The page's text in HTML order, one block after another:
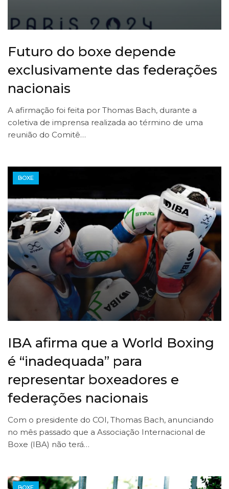
Futuro do boxe depende
exclusivamente das federações
nacionais
A afirmação foi feita por Thomas Bach, durante a
coletiva de imprensa realizada ao término de uma
reunião do Comitê…
BOXE
IBA afirma que a World Boxing
é “inadequada” para
representar boxeadores e
federações nacionais
Com o presidente do COI, Thomas Bach, anunciando
no mês passado que a Associação Internacional de
Boxe (IBA) não terá…
BOXE